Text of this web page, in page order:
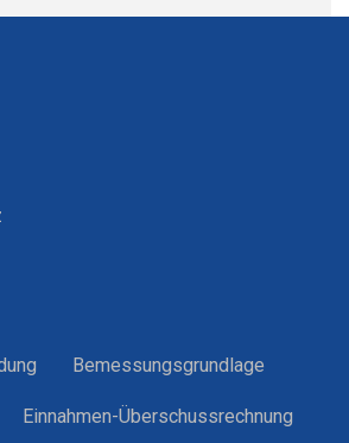
Bemessungsgrundlage
Einnahmen-Überschussrechnung